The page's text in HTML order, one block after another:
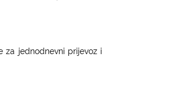
za jednodnevni prijevoz i